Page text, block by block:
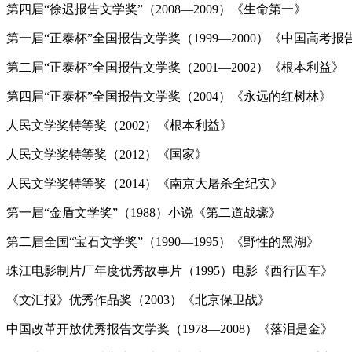
第四届“徐迟报告文学奖”（2008—2009）《生命第一》
第一届“正泰杯”全国报告文学奖（1999—2000）《中国高考报
第二届“正泰杯”全国报告文学奖（2001—2002）《根本利益》
第四届“正泰杯”全国报告文学奖（2004）《永远的红树林》
人民文学奖特等奖（2002）《根本利益》
人民文学奖特等奖（2012）《国家》
人民文学奖特等奖（2014）《南京大屠杀全纪实》
第一届“金盾文学奖”（1988）小说《第二道战壕》
第二届全国“宝石文学奖”（1990—1995）《野性的黑湖》
珠江电影制片厂年度优秀故事片（1995）电影《西行囚车》
《文汇报》优秀作品奖（2003）《北京保卫战》
中国改革开放优秀报告文学奖（1978—2008）《落泪是金》